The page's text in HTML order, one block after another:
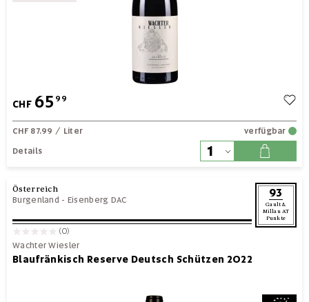
CHF 65 99
CHF 87.99 / Liter
verfügbar
Details
Österreich
Burgenland - Eisenberg DAC 93
Gault &
Millau AT
Punkte
(0)
Wachter Wiesler
Blaufränkisch Reserve Deutsch Schützen 2022